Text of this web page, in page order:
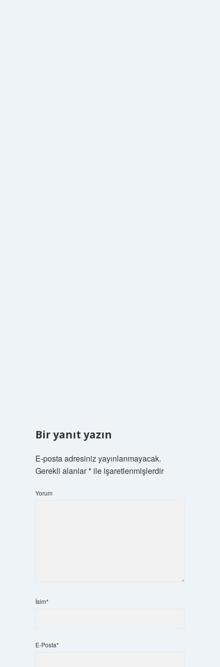
Bir yanıt yazın
E-posta adresiniz yayınlanmayacak.
Gerekli alanlar*ile işaretlenmişlerdir
Yorum
İsim*
E-Posta*